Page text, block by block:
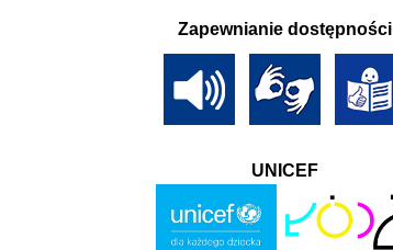
Zapewnianie dostępności
UNICEF